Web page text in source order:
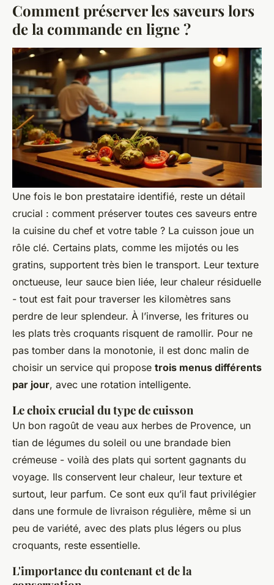
Comment préserver les saveurs lors
de la commande en ligne ?
Une fois le bon prestataire identifié, reste un détail
crucial : comment préserver toutes ces saveurs entre
la cuisine du chef et votre table ? La cuisson joue un
rôle clé. Certains plats, comme les mijotés ou les
gratins, supportent très bien le transport. Leur texture
onctueuse, leur sauce bien liée, leur chaleur résiduelle
- tout est fait pour traverser les kilomètres sans
perdre de leur splendeur. À l’inverse, les fritures ou
les plats très croquants risquent de ramollir. Pour ne
pas tomber dans la monotonie, il est donc malin de
choisir un service qui propose trois menus différents
par jour, avec une rotation intelligente.
Le choix crucial du type de cuisson
Un bon ragoût de veau aux herbes de Provence, un
tian de légumes du soleil ou une brandade bien
crémeuse - voilà des plats qui sortent gagnants du
voyage. Ils conservent leur chaleur, leur texture et
surtout, leur parfum. Ce sont eux qu’il faut privilégier
dans une formule de livraison régulière, même si un
peu de variété, avec des plats plus légers ou plus
croquants, reste essentielle.
L'importance du contenant et de la